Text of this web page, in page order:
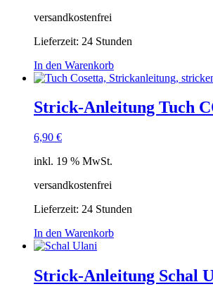
versandkostenfrei
Lieferzeit: 24 Stunden
In den Warenkorb
Strick-Anleitung Tuch
6,90 €
inkl. 19 % MwSt.
versandkostenfrei
Lieferzeit: 24 Stunden
In den Warenkorb
Strick-Anleitung Schal